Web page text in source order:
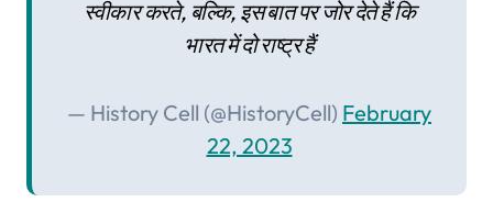
स्वीकार करते, बल्कि, इस बात पर जोर देते हैं कि
भारत में दो राष्ट्र हैं
— History Cell (@HistoryCell) February
22, 2023